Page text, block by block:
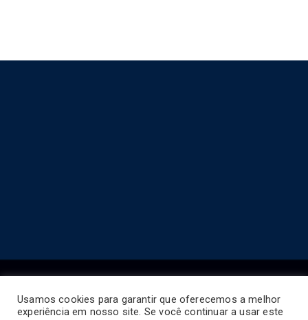
Usamos cookies para garantir que oferecemos a melhor
experiência em nosso site. Se você continuar a usar este